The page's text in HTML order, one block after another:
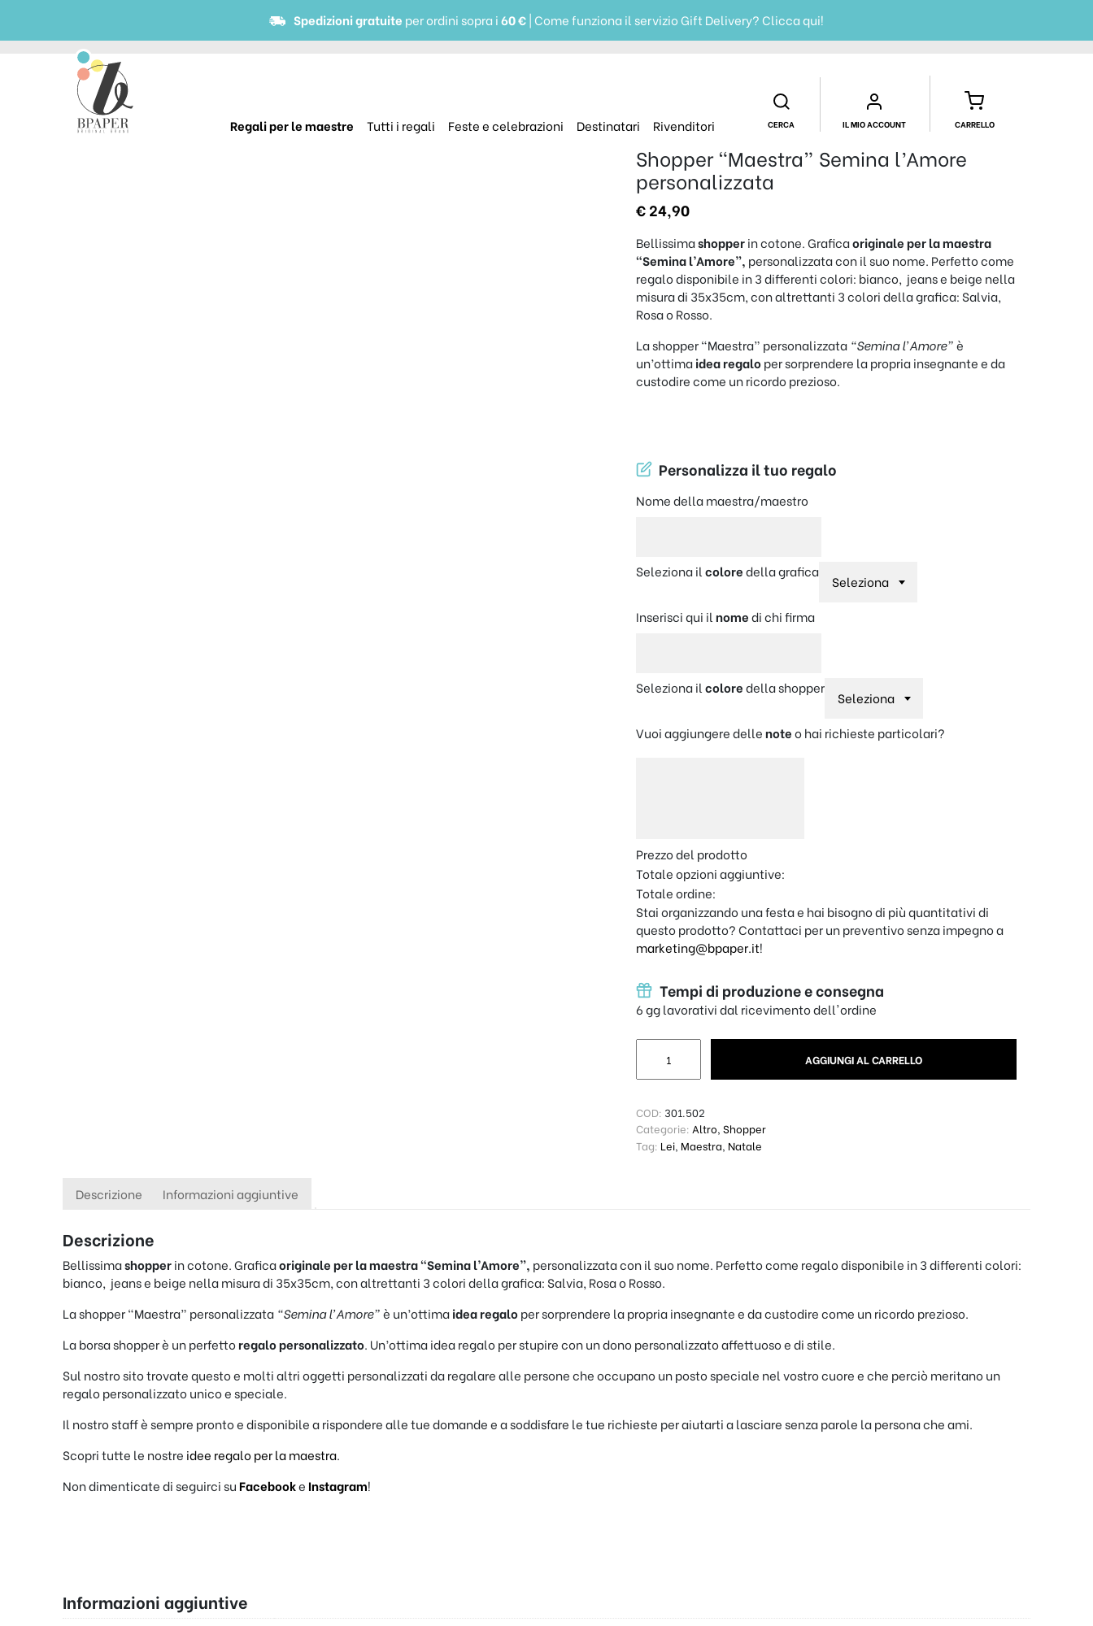
Spedizioni gratuite per ordini sopra i60 €| Come funziona il servizio Gift Delivery? Clicca qui!
Regali per le maestre Tutti i regali Feste e celebrazioni Destinatari Rivenditori CERCA IL MIO ACCOUNT CARRELLO
Shopper “Maestra” Semina l’Amore
personalizzata
€24,90
Bellissimashopperin cotone. Graficaoriginale per la maestra
“Semina l’Amore”, personalizzata con il suo nome. Perfetto come
regalo disponibile in 3 differenti colori: bianco, jeans e beige nella
misura di 35x35cm, con altrettanti 3 colori della grafica: Salvia,
Rosa o Rosso.
La shopper “Maestra” personalizzata “Semina l’Amore”è
un’ottimaidea regaloper sorprendere la propria insegnante e da
custodire come un ricordo prezioso.
Personalizza il tuo regalo
Nome della maestra/maestro
Seleziona ilcoloredella grafica
Inserisci qui ilnomedi chi firma
Seleziona ilcoloredella shopper
Vuoi aggiungere dellenoteo hai richieste particolari?
Prezzo del prodotto
Totale opzioni aggiuntive:
Totale ordine:
Stai organizzando una festa e hai bisogno di più quantitativi di
questo prodotto? Contattaci per un preventivo senza impegno a
marketing@bpaper.it!
Tempi di produzione e consegna
6 gg lavorativi dal ricevimento dell'ordine
AGGIUNGI AL CARRELLO
COD: 301.502
Categorie: Altro,Shopper
Tag: Lei Maestra Natale
Descrizione Informazioni aggiuntive
Descrizione
Bellissimashopperin cotone. Graficaoriginale per la maestra “Semina l’Amore”, personalizzata con il suo nome. Perfetto come regalo disponibile in 3 differenti colori:
bianco, jeans e beige nella misura di 35x35cm, con altrettanti 3 colori della grafica: Salvia, Rosa o Rosso.
La shopper “Maestra” personalizzata “Semina l’Amore”è un’ottimaidea regaloper sorprendere la propria insegnante e da custodire come un ricordo prezioso.
La borsa shopper è un perfetto regalo personalizzato. Un’ottima idea regalo per stupire con un dono personalizzato affettuoso e di stile.
Sul nostro sito trovate questo e molti altri oggetti personalizzati da regalare alle persone che occupano un posto speciale nel vostro cuore e che perciò meritano un
regalo personalizzato unico e speciale.
Il nostro staff è sempre pronto e disponibile a rispondere alle tue domande e a soddisfare le tue richieste per aiutarti a lasciare senza parole la persona che ami.
Scopri tutte le nostre idee regalo per la maestra.
Non dimenticate di seguirci suFacebooke Instagram!
Informazioni aggiuntive